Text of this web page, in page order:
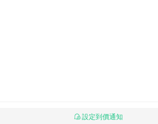
設定到價通知